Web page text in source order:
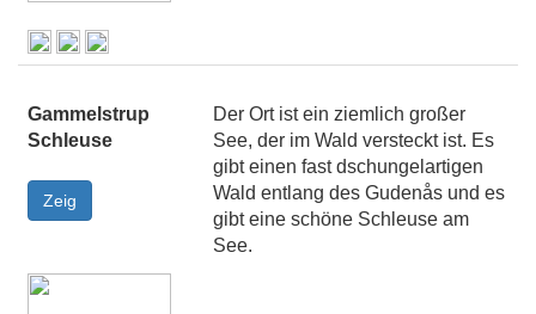
Gammelstrup
Schleuse
Der Ort ist ein ziemlich großer
See, der im Wald versteckt ist. Es
gibt einen fast dschungelartigen
Wald entlang des Gudenås und es
gibt eine schöne Schleuse am
See.